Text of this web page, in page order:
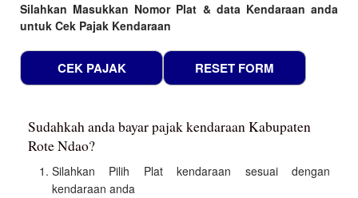
Silahkan Masukkan Nomor Plat & data Kendaraan anda
untuk Cek Pajak Kendaraan
Sudahkah anda bayar pajak kendaraan Kabupaten
Rote Ndao?
Silahkan Pilih Plat kendaraan sesuai dengan
kendaraan anda